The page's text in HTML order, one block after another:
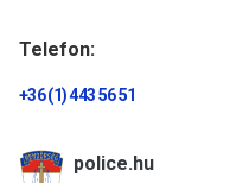
Telefon:
+36 (1) 443 56 51
police.hu